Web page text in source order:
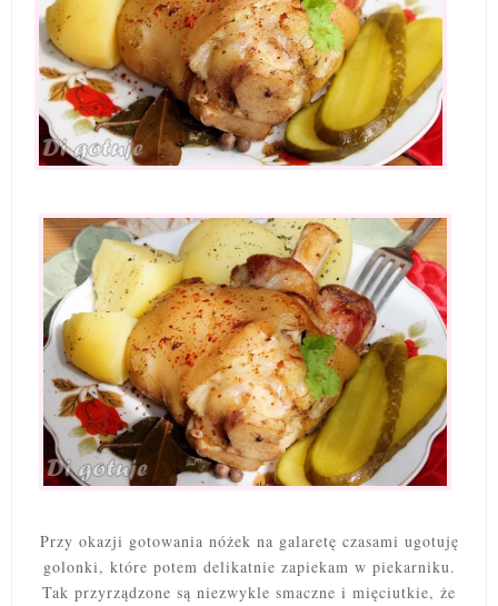
Przy okazji gotowania nóżek na galaretę czasami ugotuję
golonki, które potem delikatnie zapiekam w piekarniku.
Tak przyrządzone są niezwykle smaczne i mięciutkie, że